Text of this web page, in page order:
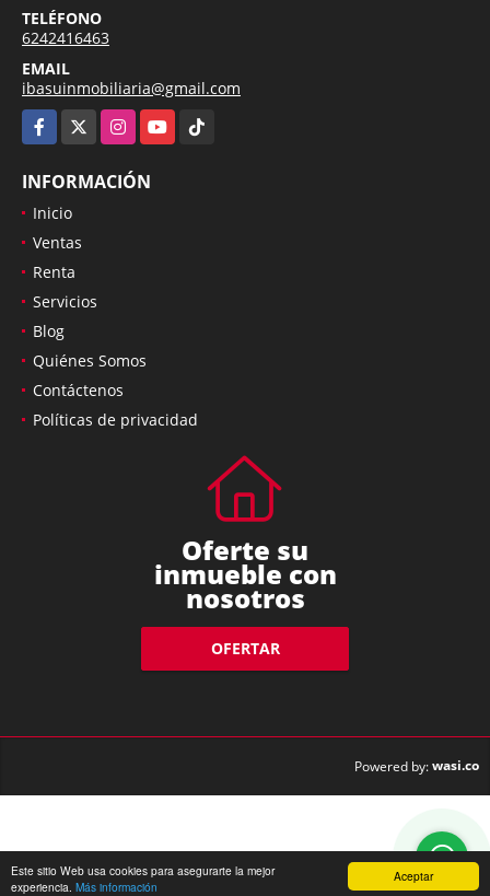
Aceptar
Este sitio Web usa cookies para asegurarte la mejor
experiencia. Más información
TELÉFONO
6242416463
EMAIL
ibasuinmobiliaria@gmail.com
Facebook
InstagramYouTubeTikTok
INFORMACIÓN
Inicio
Ventas
Renta
Servicios
Blog
Quiénes Somos
Contáctenos
Políticas de privacidad
Oferte su
inmueble con
nosotros
OFERTAR
Powered by:wasi.co